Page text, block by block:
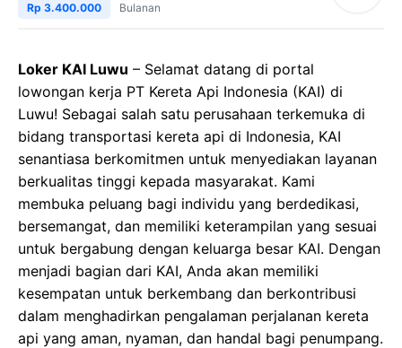
Rp 3.400.000 Bulanan
Loker KAI Luwu – Selamat datang di portal
lowongan kerja PT Kereta Api Indonesia (KAI) di
Luwu! Sebagai salah satu perusahaan terkemuka di
bidang transportasi kereta api di Indonesia, KAI
senantiasa berkomitmen untuk menyediakan layanan
berkualitas tinggi kepada masyarakat. Kami
membuka peluang bagi individu yang berdedikasi,
bersemangat, dan memiliki keterampilan yang sesuai
untuk bergabung dengan keluarga besar KAI. Dengan
menjadi bagian dari KAI, Anda akan memiliki
kesempatan untuk berkembang dan berkontribusi
dalam menghadirkan pengalaman perjalanan kereta
api yang aman, nyaman, dan handal bagi penumpang.